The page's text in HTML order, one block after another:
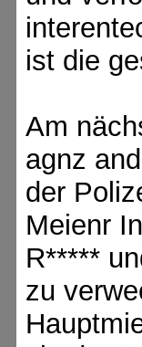
ist die
Am
agnz
der
Meienr
R*****
zu